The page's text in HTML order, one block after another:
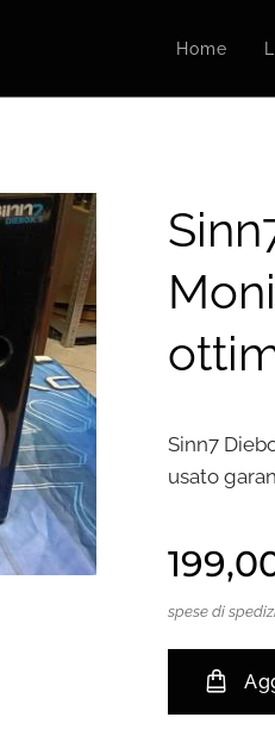
Home
Sinn7
usato
spese di